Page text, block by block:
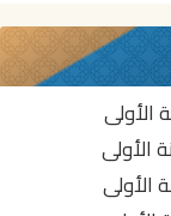
الأولى
الأولى
الأولى